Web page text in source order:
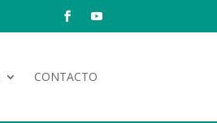
CONTACTO